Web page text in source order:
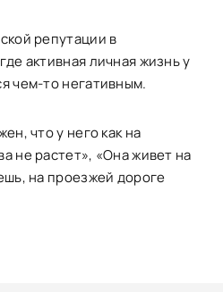
репутации в
активная личная жизнь у
чем-то негативным.
что у него как на
не растет», «Она живет на
на проезжей дороге